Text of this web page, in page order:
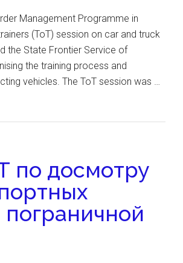
Management Programme in
(ToT) session on car and truck
the State Frontier Service of
the training process and
vehicles. The ToT session was …
по досмотру